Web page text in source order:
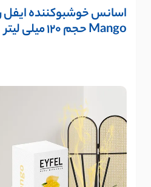
Mango حجم 120 میلی لیتر